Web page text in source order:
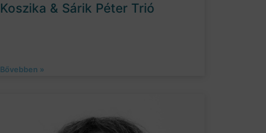
Koszika & Sárik Péter Trió
Bővebben »